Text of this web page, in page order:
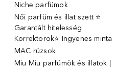
Niche parfümok
Női parfüm és illat szett ⭐
Garantált hitelesség
Korrektorok⭐ Ingyenes minta
MAC rúzsok
Miu Miu parfümök és illatok |